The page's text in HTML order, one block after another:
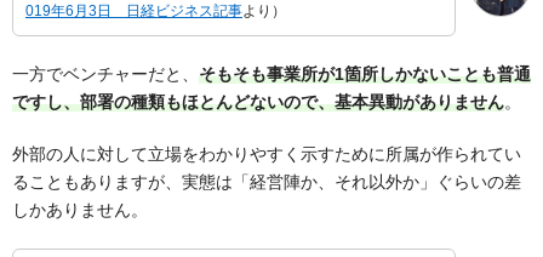
019年6月3日 日経ビジネス記事より）
一方でベンチャーだと、 そもそも事業所が1箇所しかないことも普通
ですし、部署の種類もほとんどないので、基本異動がありません。
外部の人に対して立場をわかりやすく示すために所属が作られてい
ることもありますが、実態は「経営陣か、それ以外か」ぐらいの差
しかありません。